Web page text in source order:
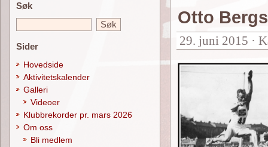
Otto
29. juni 2015 ·
Søk
Sider
Hovedside
Aktivitetskalender
Galleri
Videoer
Klubbrekorder pr. mars 2026
Om oss
Bli medlem